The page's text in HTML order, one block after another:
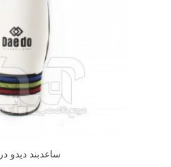
ساعدبند دیدو